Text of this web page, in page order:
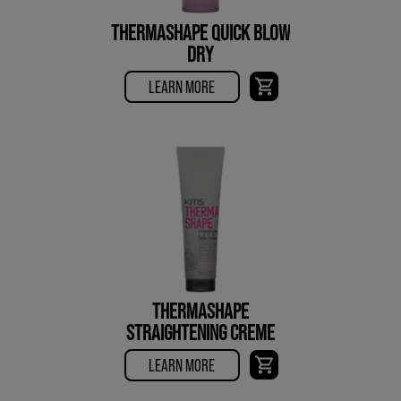
THERMASHAPE QUICK BLOW
DRY
LEARN MORE
THERMASHAPE
STRAIGHTENING CREME
LEARN MORE